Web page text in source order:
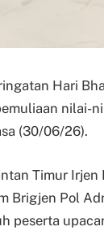
Hari
nilai-
(30/06/26).
Timur Irjen
Brigjen Pol
peserta